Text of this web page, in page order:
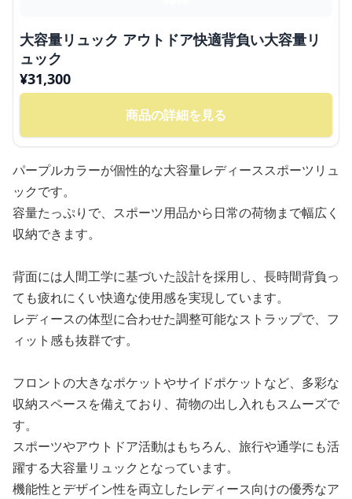
大容量リュック アウトドア快適背負い大容量リ
ュック
¥31,300
商品の詳細を見る
パープルカラーが個性的な大容量レディーススポーツリュ
ックです。
容量たっぷりで、スポーツ用品から日常の荷物まで幅広く
収納できます。
背面には人間工学に基づいた設計を採用し、長時間背負っ
ても疲れにくい快適な使用感を実現しています。
レディースの体型に合わせた調整可能なストラップで、フ
ィット感も抜群です。
フロントの大きなポケットやサイドポケットなど、多彩な
収納スペースを備えており、荷物の出し入れもスムーズで
す。
スポーツやアウトドア活動はもちろん、旅行や通学にも活
躍する大容量リュックとなっています。
機能性とデザイン性を両立したレディース向けの優秀なア